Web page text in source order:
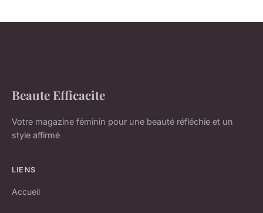
Beaute Efficacite
Votre magazine féminin pour une beauté réfléchie et un
style affirmé
LIENS
Accueil